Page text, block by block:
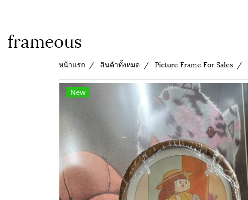
frameous
หน้าแรก สินค้าทั้งหมด Picture Frame For Sales
New